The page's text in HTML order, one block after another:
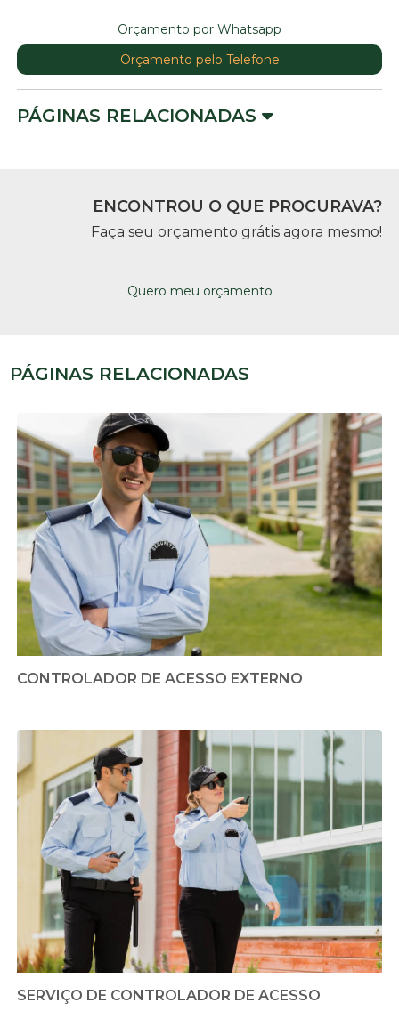
Orçamento por Whatsapp
Orçamento pelo Telefone
PÁGINAS RELACIONADAS
ENCONTROU O QUE PROCURAVA?
Faça seu orçamento grátis agora mesmo!
Quero meu orçamento
PÁGINAS RELACIONADAS
CONTROLADOR DE ACESSO EXTERNO
SERVIÇO DE CONTROLADOR DE ACESSO